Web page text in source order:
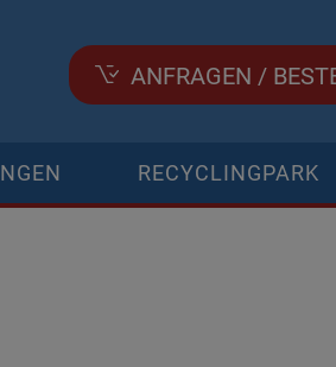
ANFRAGEN /
RECYCLINGPARK